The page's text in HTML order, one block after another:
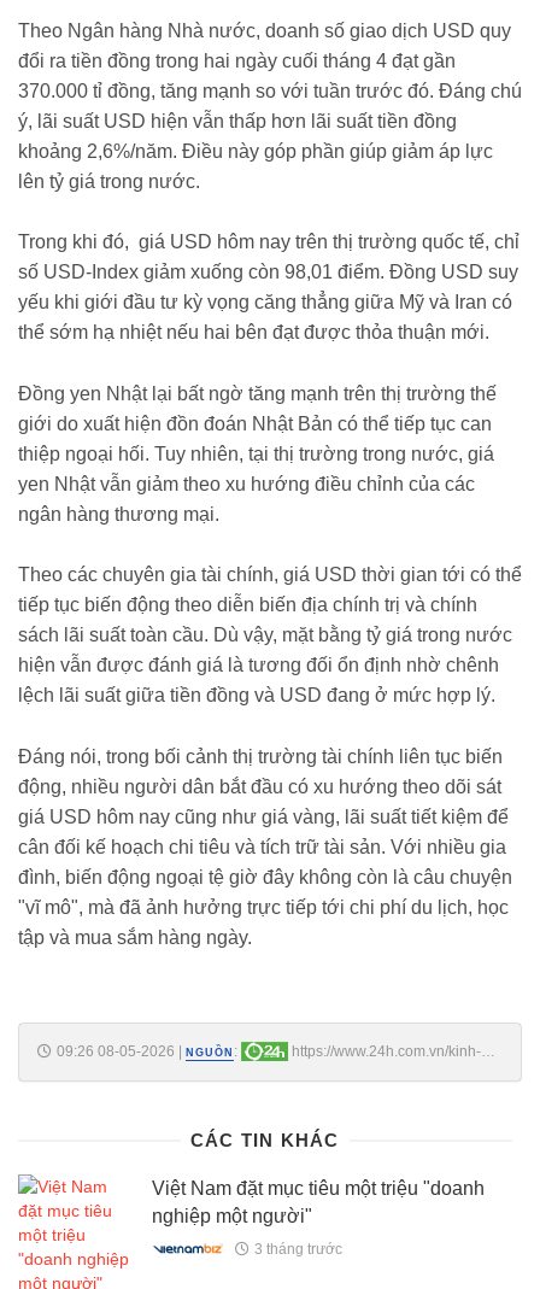
Theo Ngân hàng Nhà nước, doanh số giao dịch USD quy
đổi ra tiền đồng trong hai ngày cuối tháng 4 đạt gần
370.000 tỉ đồng, tăng mạnh so với tuần trước đó. Đáng chú
ý, lãi suất USD hiện vẫn thấp hơn lãi suất tiền đồng
khoảng 2,6%/năm. Điều này góp phần giúp giảm áp lực
lên tỷ giá trong nước.
Trong khi đó, giá USD hôm nay trên thị trường quốc tế, chỉ
số USD-Index giảm xuống còn 98,01 điểm. Đồng USD suy
yếu khi giới đầu tư kỳ vọng căng thẳng giữa Mỹ và Iran có
thể sớm hạ nhiệt nếu hai bên đạt được thỏa thuận mới.
Đồng yen Nhật lại bất ngờ tăng mạnh trên thị trường thế
giới do xuất hiện đồn đoán Nhật Bản có thể tiếp tục can
thiệp ngoại hối. Tuy nhiên, tại thị trường trong nước, giá
yen Nhật vẫn giảm theo xu hướng điều chỉnh của các
ngân hàng thương mại.
Theo các chuyên gia tài chính, giá USD thời gian tới có thể
tiếp tục biến động theo diễn biến địa chính trị và chính
sách lãi suất toàn cầu. Dù vậy, mặt bằng tỷ giá trong nước
hiện vẫn được đánh giá là tương đối ổn định nhờ chênh
lệch lãi suất giữa tiền đồng và USD đang ở mức hợp lý.
Đáng nói, trong bối cảnh thị trường tài chính liên tục biến
động, nhiều người dân bắt đầu có xu hướng theo dõi sát
giá USD hôm nay cũng như giá vàng, lãi suất tiết kiệm để
cân đối kế hoạch chi tiêu và tích trữ tài sản. Với nhiều gia
đình, biến động ngoại tệ giờ đây không còn là câu chuyện
"vĩ mô", mà đã ảnh hưởng trực tiếp tới chi phí du lịch, học
tập và mua sắm hàng ngày.
09:26 08-05-2026 | NGUỒN :
https://www.24h.com.vn/kinh-
CÁC TIN KHÁC
Việt Nam đặt mục tiêu một triệu "doanh
nghiệp một người"
3 tháng trước